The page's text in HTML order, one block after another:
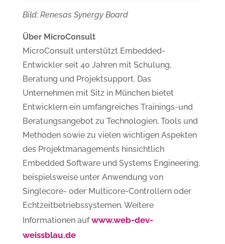
Bild: Renesas Synergy Board
Über MicroConsult
MicroConsult unterstützt Embedded-
Entwickler seit 40 Jahren mit Schulung,
Beratung und Projektsupport. Das
Unternehmen mit Sitz in München bietet
Entwicklern ein umfangreiches Trainings-und
Beratungsangebot zu Technologien, Tools und
Methoden sowie zu vielen wichtigen Aspekten
des Projektmanagements hinsichtlich
Embedded Software und Systems Engineering,
beispielsweise unter Anwendung von
Singlecore- oder Multicore-Controllern oder
Echtzeitbetriebssystemen. Weitere
Informationen aufwww.web-dev-
weissblau.de